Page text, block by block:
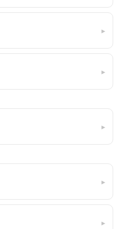
▸
▸
▸
▸
▸